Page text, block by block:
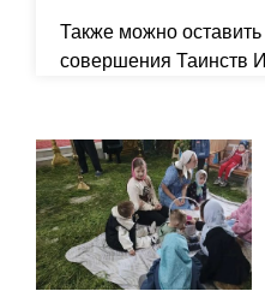
Также можно
совершения Таинств